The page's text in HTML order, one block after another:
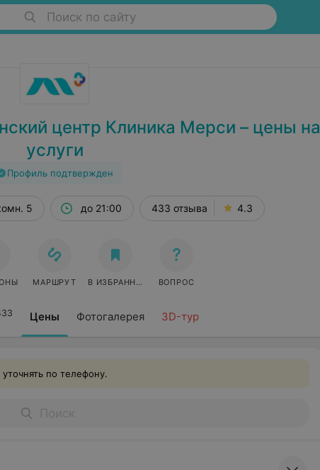
Поиск по сайту
центр Клиника Мерси – цены на
услуги
Профиль подтвержден
Цены Фотогалерея 3D-тур
5 до 21:00 433 отзыва 4.3
МАРШРУТ В ИЗБРАННОЕ ВОПРОС
по телефону.